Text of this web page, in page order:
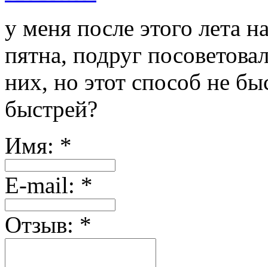
у меня после этого лета
пятна, подруг
них, но этот способ не
быстрей?
Имя: *
Е-mail: *
Отзыв: *